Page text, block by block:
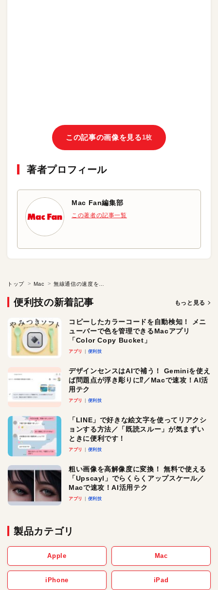
この記事の画像を見る1枚
著者プロフィール
Mac Fan編集部
この著者の記事一覧
トップ Mac
便利技の新着記事 もっと見る
コピーしたカラーコードを自動検知！ メニ
ューバーで色を管理できるMacアプリ
「Color Copy Bucket」
アプリ 便利技
デザインセンスはAIで補う！ Geminiを使え
ば問題点が浮き彫りに⁉︎／Macで速攻！AI活
用テク
アプリ 便利技
「LINE」で好きな絵文字を使ってリアクシ
ョンする方法／「既読スルー」が気まずい
ときに便利です！
アプリ 便利技
粗い画像を高解像度に変換！ 無料で使える
「Upscayl」でらくらくアップスケール／
Macで速攻！AI活用テク
アプリ 便利技
製品カテゴリ
Apple Mac
iPhone iPad